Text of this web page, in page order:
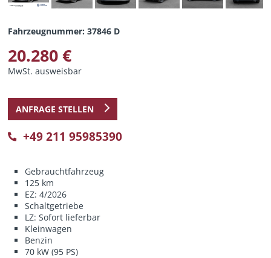
Fahrzeugnummer: 37846 D
20.280 €
MwSt. ausweisbar
ANFRAGE STELLEN
+49 211 95985390
Gebrauchtfahrzeug
125 km
EZ: 4/2026
Schaltgetriebe
LZ: Sofort lieferbar
Kleinwagen
Benzin
70 kW (95 PS)